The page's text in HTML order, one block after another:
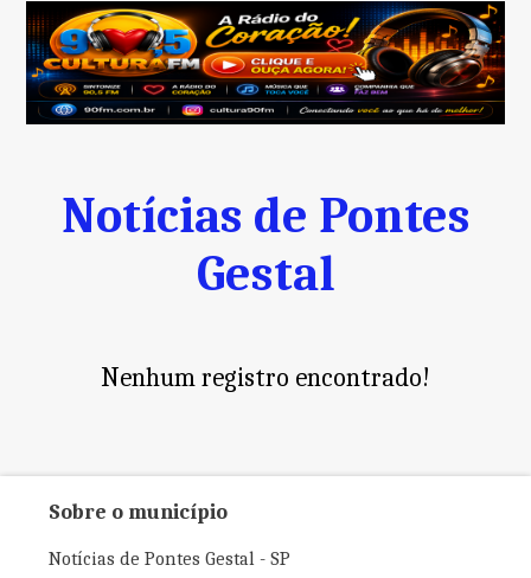
Notícias de Pontes
Gestal
Nenhum registro encontrado!
Sobre o município
Notícias de Pontes Gestal - SP